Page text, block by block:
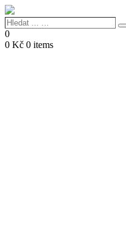
Hledat
...
…
0
0 Kč 0 items